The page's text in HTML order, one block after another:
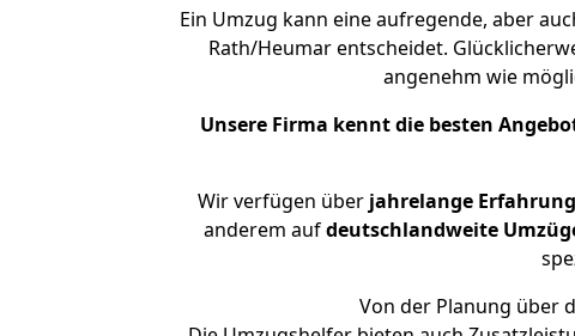
Ein Umzug kann eine aufregende, aber
Rath/Heumar entscheidet.
angenehm wie
Unsere Firma kennt die besten
Wir verfügen über jahrelange Erfahrung
anderem aufdeutschlandweite
Von der Planung über